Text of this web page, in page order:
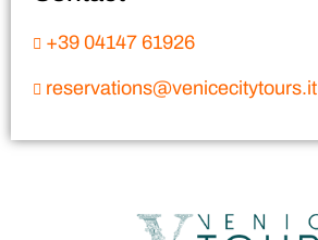
+39 04147 61926
reservations@venicecitytours.it